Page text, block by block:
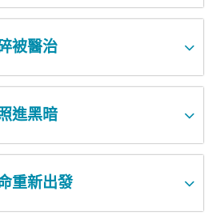
被醫治
進黑暗
重新出發